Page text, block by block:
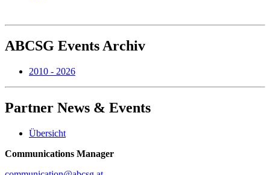
ABCSG Events Archiv
2010 - 2026
Partner News & Events
Übersicht
Communications Manager